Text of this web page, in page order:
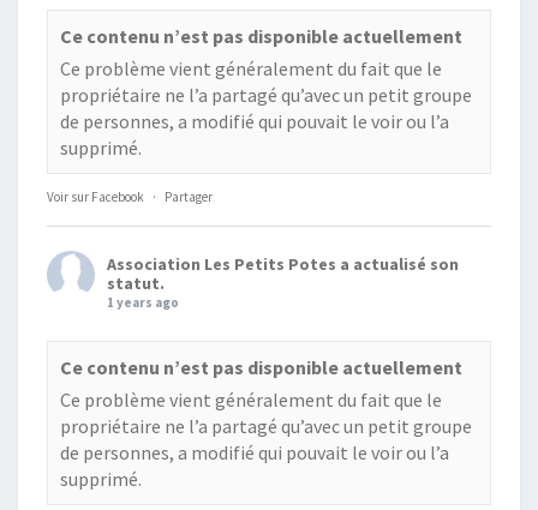
Ce contenu n’est pas disponible actuellement
Ce problème vient généralement du fait que le
propriétaire ne l’a partagé qu’avec un petit groupe
de personnes, a modifié qui pouvait le voir ou l’a
supprimé.
Voir sur Facebook · Partager
Association Les Petits Potes a actualisé son
statut.
1 years ago
Ce contenu n’est pas disponible actuellement
Ce problème vient généralement du fait que le
propriétaire ne l’a partagé qu’avec un petit groupe
de personnes, a modifié qui pouvait le voir ou l’a
supprimé.